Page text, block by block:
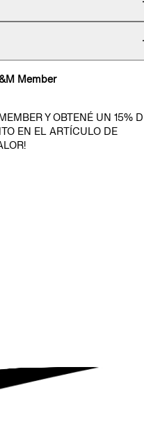
Member
Y OBTENÉ UN 15%
EN EL ARTÍCULO DE